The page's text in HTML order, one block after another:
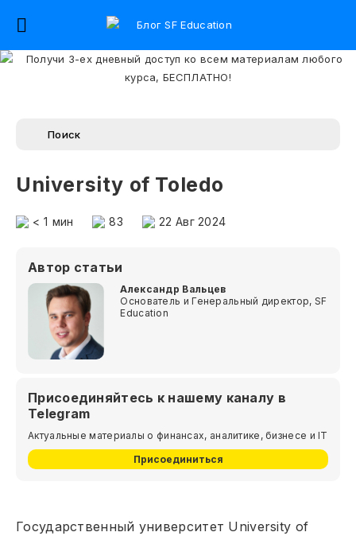
University of Toledo
< 1 мин 83 22 Авг 2024
Автор статьи
Александр Вальцев
Основатель и Генеральный директор, SF
Education
Присоединяйтесь к нашему каналу в
Telegram
Актуальные материалы о финансах, аналитике, бизнесе и IT
Присоединиться
Государственный университет University of